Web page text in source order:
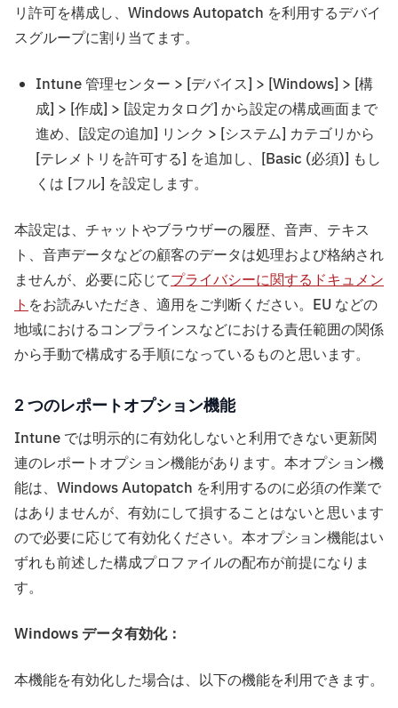
リ許可を構成し、Windows Autopatch を利用するデバイ
スグループに割り当てます。
Intune 管理センター > [デバイス] > [Windows] > [構
成] > [作成] > [設定カタログ] から設定の構成画面まで
進め、[設定の追加] リンク > [システム] カテゴリから
[テレメトリを許可する] を追加し、[Basic (必須)] もし
くは [フル] を設定します。
本設定は、チャットやブラウザーの履歴、音声、テキス
ト、音声データなどの顧客のデータは処理および格納され
ませんが、必要に応じてプライバシーに関するドキュメン
トをお読みいただき、適用をご判断ください。EU などの
地域におけるコンプラインスなどにおける責任範囲の関係
から手動で構成する手順になっているものと思います。
2 つのレポートオプション機能
Intune では明示的に有効化しないと利用できない更新関
連のレポートオプション機能があります。本オプション機
能は、Windows Autopatch を利用するのに必須の作業で
はありませんが、有効にして損することはないと思います
ので必要に応じて有効化ください。本オプション機能はい
ずれも前述した構成プロファイルの配布が前提になりま
す。
Windows データ有効化：
本機能を有効化した場合は、以下の機能を利用できます。